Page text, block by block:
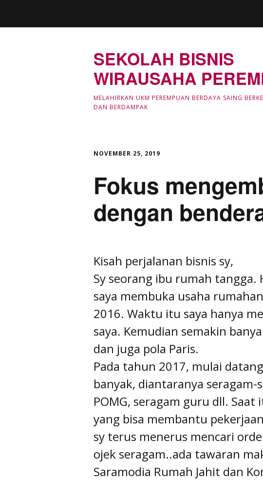
SEKOLAH BISNIS
WIRAUSAHA
MELAHIRKAN UKM PEREMPUAN BERDAYA SAING
DAN BERDAMPAK
NOVEMBER 25, 2019
Fokus
dengan
Kisah perjalanan bisnis sy,
Sy seorang ibu rumah
saya membuka usaha
2016. Waktu itu saya hanya
saya. Kemudian semakin
dan juga pola Paris.
Pada tahun 2017, mulai
banyak, diantaranya
POMG, seragam guru dll.
yang bisa membantu
sy terus menerus mencari
ojek seragam..ada tawaran
Saramodia Rumah Jahit dan